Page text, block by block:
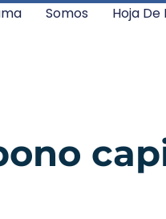
Somos Hoja De